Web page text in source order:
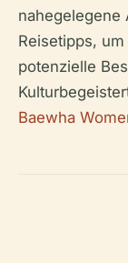
nahegelegene
Reisetipps,
potenzielle
Baewha